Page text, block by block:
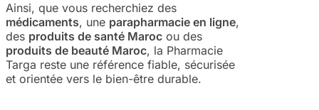
Ainsi, que vous recherchiez des
médicaments, une parapharmacie en ligne,
des produits de santé Maroc ou des
produits de beauté Maroc, la Pharmacie
Targa reste une référence fiable, sécurisée
et orientée vers le bien-être durable.